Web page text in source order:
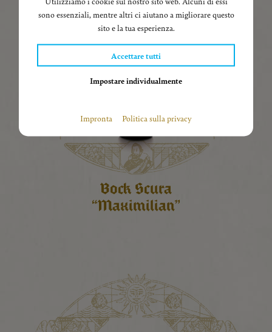
Bock Scura
“Maximilian”
sono essenziali, mentre altri ci aiutano a migliorare questo
sito e la tua esperienza.
Accettare tutti
Impostare individualmente
Questi cookie raccolgono statistiche anonime. Queste
informazioni ci aiutano a capire come possiamo
ottimizzare ulteriormente il nostro sito web.
Google Analytics
Contenuto incorporato
Impronta Politica sulla privacy